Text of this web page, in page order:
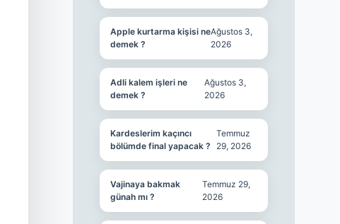
Apple kurtarma kişisi ne
demek ?
Ağustos 3,
2026
Adli kalem işleri ne
demek ?
Ağustos 3,
2026
Kardeslerim kaçıncı
bölümde final yapacak ?
Temmuz
29, 2026
Vajinaya bakmak
günah mı ?
Temmuz 29,
2026